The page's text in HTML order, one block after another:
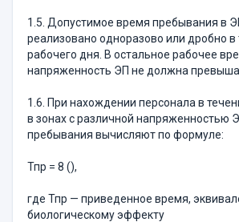
1.5. Допустимое время пребывания в
реализовано одноразово или дробно в
рабочего дня. В остальное рабочее
напряженность ЭП не должна
1.6. При нахождении персонала в
в зонах с различной напряженностью
пребывания вычисляют по формуле:
Тпр = 8 (),
где Тпр — приведенное время,
биологическому эффекту